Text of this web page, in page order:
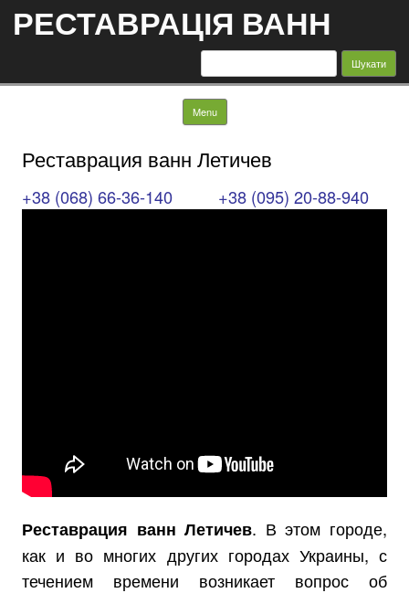
РЕСТАВРАЦІЯ ВАНН
Пошук:
Menu Skip to content
Реставрация ванн Летичев
+38 (068) 66-36-140 +38 (095) 20-88-940
Реставрация ванн Летичев. В этом городе,
как и во многих других городах Украины, с
течением времени возникает вопрос об